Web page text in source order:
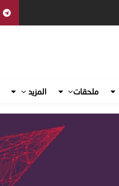
ملحقات المزيد